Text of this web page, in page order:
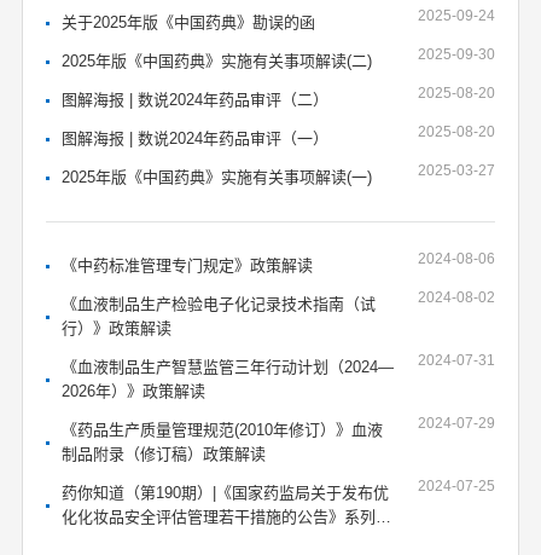
关于2025年版《中国药典》勘误的函 2025-09-24
2025年版《中国药典》实施有关事项解读(二) 2025-09-30
图解海报 | 数说2024年药品审评（二） 2025-08-20
图解海报 | 数说2024年药品审评（一） 2025-08-20
2025年版《中国药典》实施有关事项解读(一) 2025-03-27
《中药标准管理专门规定》政策解读 2024-08-06
《血液制品生产检验电子化记录技术指南（试
行）》政策解读
2024-08-02
《血液制品生产智慧监管三年行动计划（2024—
2026年）》政策解读
2024-07-31
《药品生产质量管理规范(2010年修订）》血液
制品附录（修订稿）政策解读
2024-07-29
药你知道（第190期）|《国家药监局关于发布优
化化妆品安全评估管理若干措施的公告》系列解
2024-07-25